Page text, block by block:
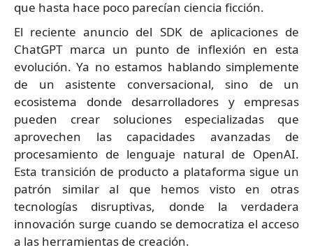
que hasta hace poco parecían ciencia ficción.
El reciente anuncio del SDK de aplicaciones de
ChatGPT marca un punto de inflexión en esta
evolución. Ya no estamos hablando simplemente
de un asistente conversacional, sino de un
ecosistema donde desarrolladores y empresas
pueden crear soluciones especializadas que
aprovechen las capacidades avanzadas de
procesamiento de lenguaje natural de OpenAI.
Esta transición de producto a plataforma sigue un
patrón similar al que hemos visto en otras
tecnologías disruptivas, donde la verdadera
innovación surge cuando se democratiza el acceso
a las herramientas de creación.